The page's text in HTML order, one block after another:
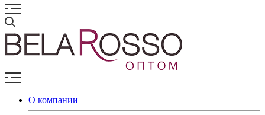
О компании